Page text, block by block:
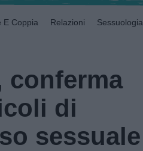
E Coppia Relazioni Sessuologia
conferma
di
sessuale